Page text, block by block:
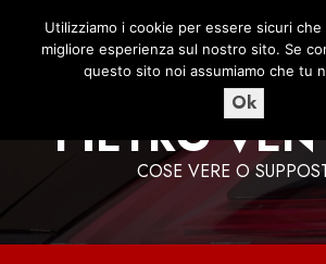
9 Agosto 2026
PIETRO
COSE VERE O
Utilizziamo i cookie per essere sicuri
migliore esperienza sul nostro sito. Se
questo sito noi assumiamo che tu
Ok